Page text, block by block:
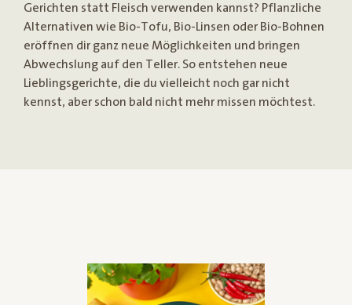
Gerichten statt Fleisch verwenden kannst? Pflanzliche
Alternativen wie Bio-Tofu, Bio-Linsen oder Bio-Bohnen
eröffnen dir ganz neue Möglichkeiten und bringen
Abwechslung auf den Teller. So entstehen neue
Lieblingsgerichte, die du vielleicht noch gar nicht
kennst, aber schon bald nicht mehr missen möchtest.